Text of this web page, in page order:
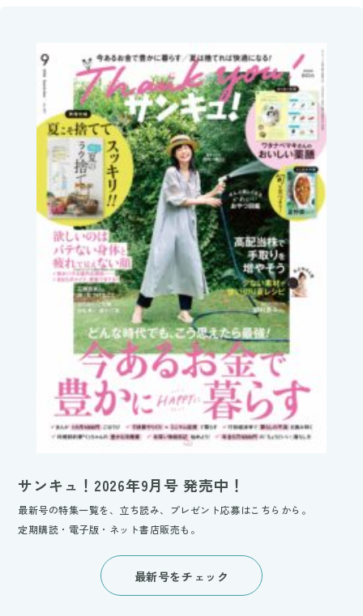
サンキュ！2026年9月号 発売中！
最新号の特集一覧を、立ち読み、プレゼント応募はこちらから。
定期購読・電子版・ネット書店販売も。
最新号をチェック